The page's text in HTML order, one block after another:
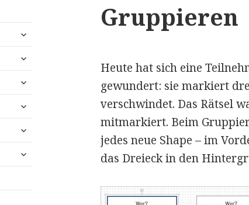
expand
menu
expand
menu
expand
menu
expand
menu
expand
menu
expand
Gruppieren
Heute hat sich eine
gewundert: sie markiert
verschwindet. Das Rätsel
mitmarkiert. Beim
jedes neue Shape – im
das Dreieck in den